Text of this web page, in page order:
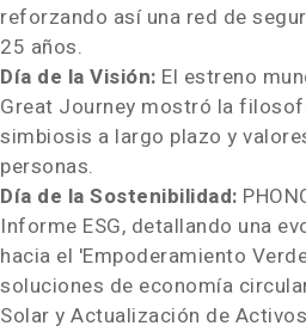
reforzando así una red de
25 años.
Día de la Visión: El estreno
Great Journey mostró la
simbiosis a largo plazo y
personas.
Día de la Sostenibilidad:
Informe ESG, detallando una
hacia el 'Empoderamiento
soluciones de economía
Solar y Actualización de